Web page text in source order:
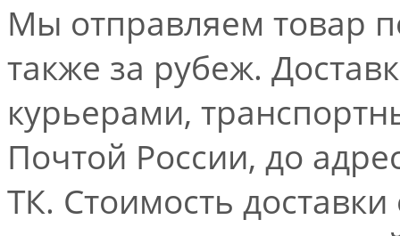
Мы отправляем товар
также за рубеж.
курьерами,
Почтой России, до
ТК. Стоимость